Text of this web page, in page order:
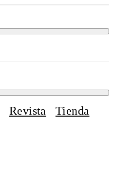
Revista
Tienda